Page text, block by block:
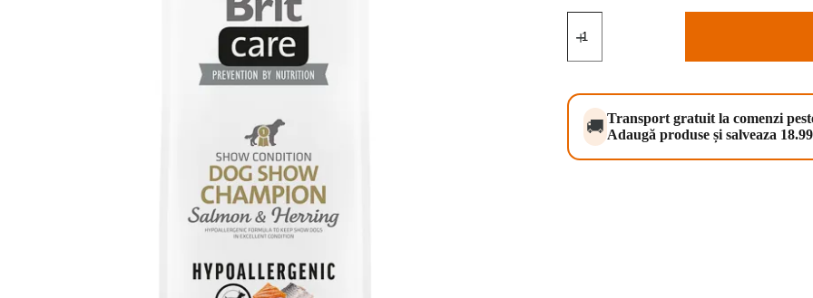
Brit
Dog
Dog
Show
Champion
kg
🚚 Transport gratuit la comenzi
Adaugă produse și salveaza